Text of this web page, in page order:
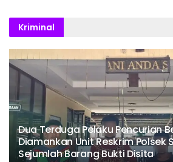
Kriminal
Dua Terduga Pelaku Pencurian
Diamankan Unit Reskrim Polsek
Sejumlah Barang Bukti Disita